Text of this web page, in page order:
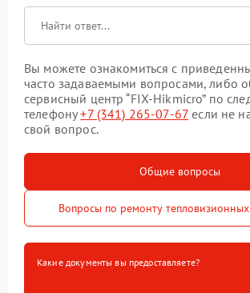
Вы можете ознакомиться с
часто задаваемыми вопросами, либо
сервисный центр “FIX-Hikmicro” по
телефону+7 (341) 265-07-67 если не
свой вопрос.
Общие вопросы
Вопросы по ремонту
Какие документы вы предоставляете?